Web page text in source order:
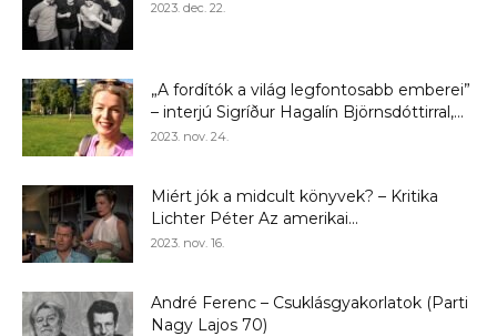
2023. dec. 22.
„A fordítók a világ legfontosabb emberei”
– interjú Sigríður Hagalín Björnsdóttirral,...
2023. nov. 24.
Miért jók a midcult könyvek? – Kritika
Lichter Péter Az amerikai...
2023. nov. 16.
André Ferenc – Csuklásgyakorlatok (Parti
Nagy Lajos 70)